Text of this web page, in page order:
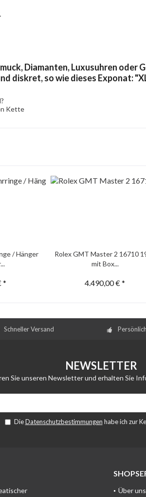
Diamanten, Luxusuhren
diskret, so wie dieses Exponat:
Kette
/ Hänger
*
Rolex GMT Master 2 16710
mit Box...
4.490,00 € *
Schneller Versand
NEWSLETTER
Sie unseren Newsletter und erhalten Sie
DieDatenschutzbestimmungen habe ich zur
Über uns